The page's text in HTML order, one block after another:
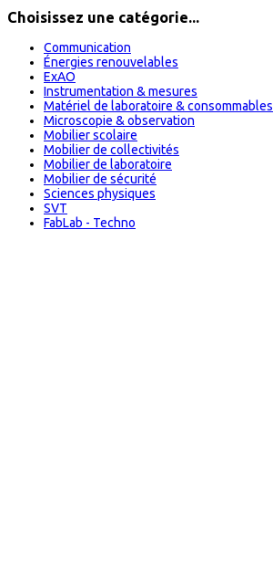
Choisissez une catégorie...
Communication
Énergies renouvelables
ExAO
Instrumentation & mesures
Matériel de laboratoire & consommables
Microscopie & observation
Mobilier scolaire
Mobilier de collectivités
Mobilier de laboratoire
Mobilier de sécurité
Sciences physiques
SVT
FabLab - Techno